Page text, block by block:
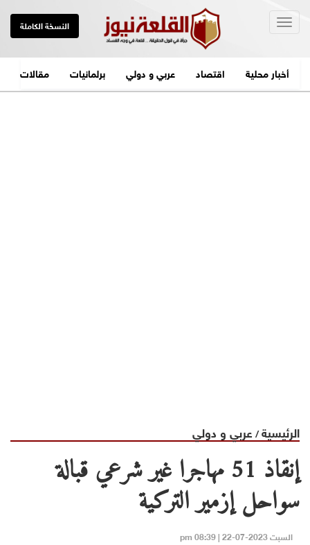
النسخة الكاملة
أخبار محلية اقتصاد عربي و دولي برلمانيات مقالات
الرئيسية/ عربي و دولي
إنقاذ 51 مهاجرا غير شرعي قبالة
سواحل إزمير التركية
السبت 2023-07-22 | 08:39 pm